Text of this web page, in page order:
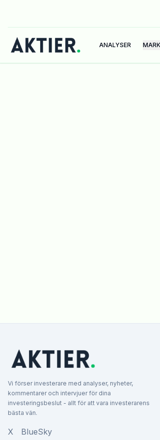
ANALYSER
Vi förser investerare med analyser, nyheter,
kommentarer och intervjuer för dina
investeringsbeslut - allt för att vara investerarens
bästa vän.
X BlueSky